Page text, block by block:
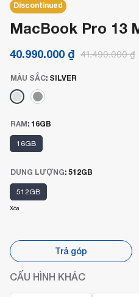
Discontinued
MacBook Pro 13
41.490.000₫
40.990.000 ₫
MÀU SẮC: SILVER
RAM: 16GB
16GB
DUNG LƯỢNG: 512GB
512GB
Xóa
Trả góp
CẤU HÌNH KHÁC